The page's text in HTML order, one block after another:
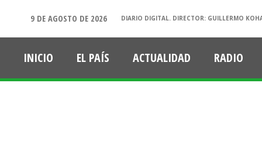
9 DE AGOSTO DE 2026 DIARIO DIGITAL. DIRECTOR: GUILLERMO
INICIO EL PAÍS ACTUALIDAD RADIO